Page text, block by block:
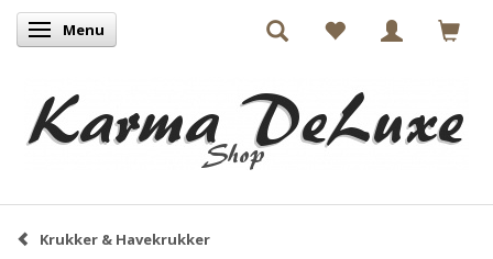
Skifte navigation
Menu
Krukker & Havekrukker